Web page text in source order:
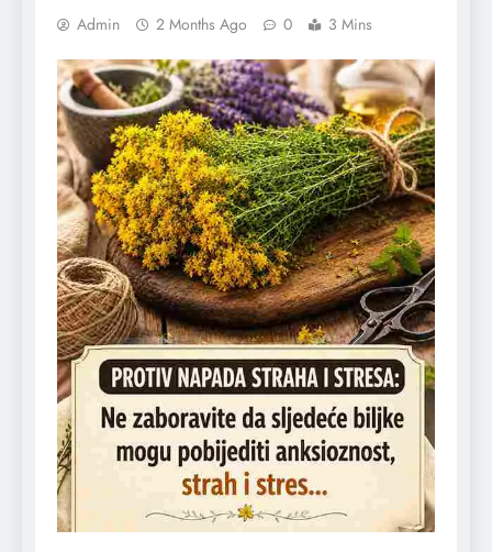
Admin 2 Months Ago 0 3 Mins